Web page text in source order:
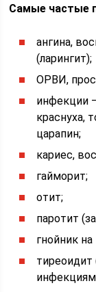
Самые частые
ангина,
(ларингит);
ОРВИ,
инфекции
краснуха,
царапин;
кариес,
гайморит;
отит;
паротит
гнойник